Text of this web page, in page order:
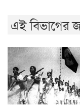
এই বিভাগের